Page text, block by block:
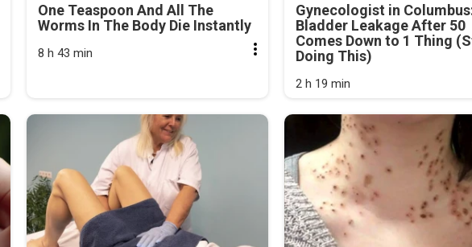
One Teaspoon And All The
Worms In The Body Die Instantly
8 h 43 min
Gynecologist in
Bladder Leakage After 50
Comes Down to 1 Thing
Doing This)
2 h 19 min